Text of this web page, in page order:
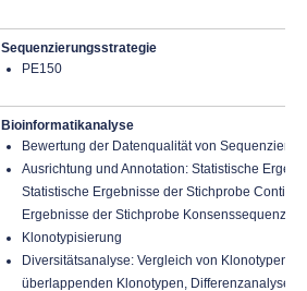
Sequenzierungsstrategie
PE150
Bioinformatikanalyse
Bewertung der Datenqualität von
Ausrichtung und Annotation: Statistische
Statistische Ergebnisse der Stichprobe Contig-
Ergebnisse der Stichprobe Konsenssequenz-
Klonotypisierung
Diversitätsanalyse: Vergleich von Klonotypen
überlappenden Klonotypen, Differenzanalyse